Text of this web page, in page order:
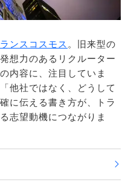
ランスコスモス 。旧来型の
想力のあるリクルーター
内容に、注目していま
他社ではなく、どうして
に伝える書き方が、トラ
志望動機につながりま